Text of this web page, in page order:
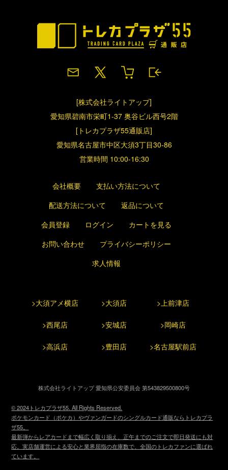
[株式会社ライトアップ]
愛知県碧南市栄町1-37 奥谷ビル西号2階
[トレカプラザ55通販店]
愛知県名古屋市中区大須3丁目30-86
営業時間 10:00-16:30
会社概要
支払い方法について
配送方法について
返品について
会員登録
ログイン
カートを見る
お問い合わせ
プライバシーポリシー
求人情報
>大須アメ横店 >大須店 >上前津店
>西尾店 >安城店 >岡崎店
>高浜店 >豊田店 >名古屋駅前店
株式会社ライトアップ 愛知県公安委員会 第543829500800号
© 2024トレカプラザ55. All Rights Reserved.
ポケモンカード（ポケカ）やヴァンガードのシングルカード通販ならトレカプラ
ザ55。
最新弾からレアカードまで幅広く取り揃え、正午までのご注文で即日発送にも対
応。実店舗運営による安心と業界屈指の在庫数で、全国のトレカファンに選ばれ
ています。